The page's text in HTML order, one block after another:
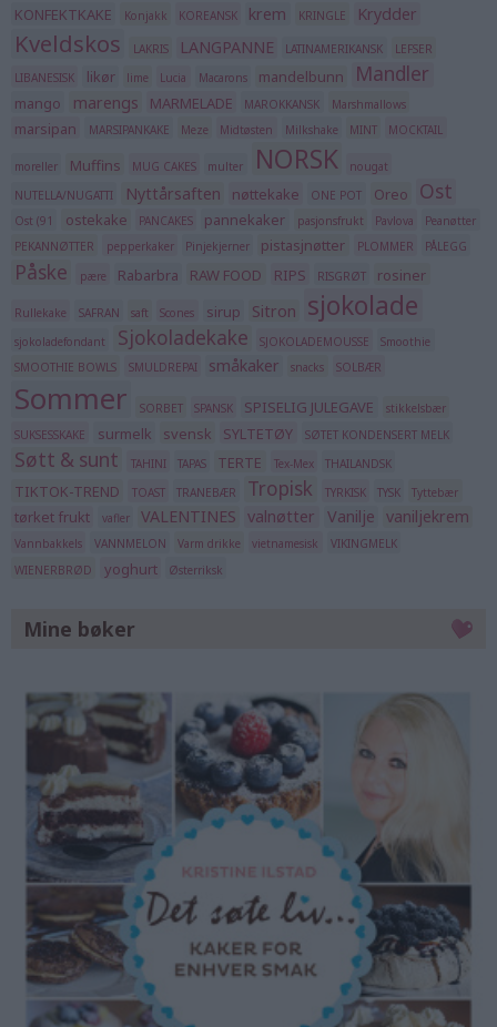
KONFEKTKAKE
Konjakk KOREANSK krem KRINGLE Krydder
Kveldskos LAKRIS LANGPANNE LATINAMERIKANSK
LEFSER
LIBANESISK
likør lime Lucia Macarons mandelbunn Mandler
mango marengs MARMELADE MAROKKANSK Marshmallows
marsipan MARSIPANKAKE Meze Midtøsten Milkshake MINT MOCKTAIL
moreller Muffins MUG CAKES multer NORSK
nougat
NUTELLA/NUGATTI
Nyttårsaften nøttekake ONE POT Oreo Ost
Ost (91 ostekake PANCAKES pannekaker pasjonsfrukt Pavlova
Peanøtter
PEKANNØTTER
pepperkaker Pinjekjerner pistasjnøtter PLOMMER PÅLEGG
Påske pære Rabarbra RAW FOOD RIPS RISGRØT rosiner
Rullekake SAFRAN saft Scones sirup Sitron sjokolade
sjokoladefondant Sjokoladekake SJOKOLADEMOUSSE
Smoothie
SMOOTHIE BOWLS
SMULDREPAI småkaker snacks SOLBÆR
Sommer SORBET SPANSK SPISELIG JULEGAVE
stikkelsbær
SUKSESSKAKE
surmelk svensk SYLTETØY SØTET KONDENSERT MELK
Søtt & sunt TAHINI TAPAS TERTE Tex-Mex THAILANDSK
TIKTOK-TREND TOAST TRANEBÆR Tropisk TYRKISK TYSK Tyttebær
tørket frukt vafler VALENTINES valnøtter Vanilje vaniljekrem
Vannbakkels VANNMELON Varm drikke vietnamesisk
VIKINGMELK
WIENERBRØD
yoghurt Østerriksk
Mine bøker